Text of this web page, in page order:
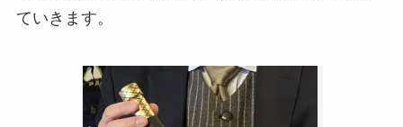
ていきます。